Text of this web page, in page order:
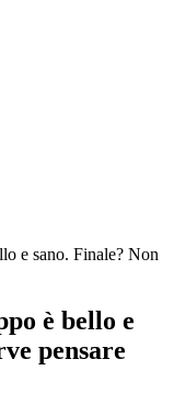
e sano. Finale? Non
è bello e
pensare